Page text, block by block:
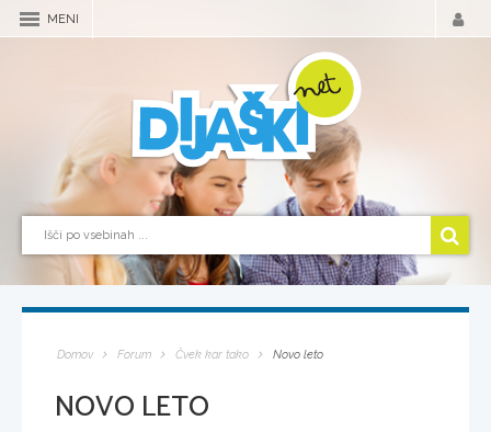
MENI
Domov Forum Čvek kar tako Novo leto
NOVO LETO